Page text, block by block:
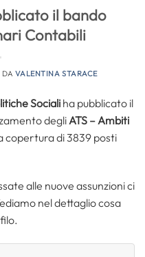
il bando
Contabili
DAVALENTINA STARACE
Sociali ha pubblicato il
degli ATS – Ambiti
copertura di 3839 posti
alle nuove assunzioni ci
nel dettaglio cosa